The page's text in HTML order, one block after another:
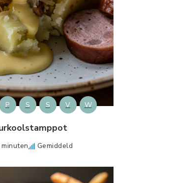
P S S V W
minuten Gemiddeld